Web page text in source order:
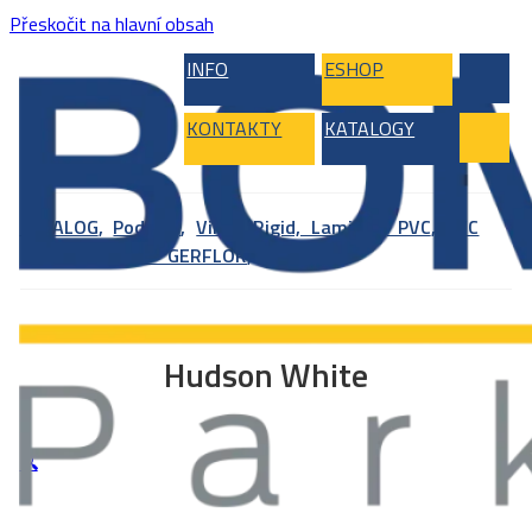
Přeskočit na hlavní obsah
INFO
ESHOP
KONTAKTY KATALOGY
KATALOG, Podlahy,Vinyl, Rigid, Laminát, PVC,
PVC
PVC – GERFLOR,
Hudson White
🔍